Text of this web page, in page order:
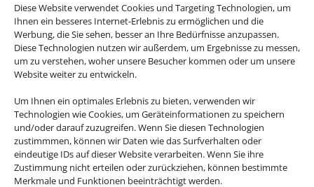
Diese Website verwendet Cookies und Targeting Technologien, um
Ihnen ein besseres Internet-Erlebnis zu ermöglichen und die
Werbung, die Sie sehen, besser an Ihre Bedürfnisse anzupassen.
Diese Technologien nutzen wir außerdem, um Ergebnisse zu messen,
um zu verstehen, woher unsere Besucher kommen oder um unsere
Website weiter zu entwickeln.
Um Ihnen ein optimales Erlebnis zu bieten, verwenden wir
Technologien wie Cookies, um Geräteinformationen zu speichern
und/oder darauf zuzugreifen. Wenn Sie diesen Technologien
zustimmmen, können wir Daten wie das Surfverhalten oder
eindeutige IDs auf dieser Website verarbeiten. Wenn Sie ihre
Zustimmung nicht erteilen oder zurückziehen, können bestimmte
Merkmale und Funktionen beeinträchtigt werden.
Gruppenreisen
Empfehlungen für Ihre Reise
Sinnvolle Extras, die oft dazu gebucht werden.